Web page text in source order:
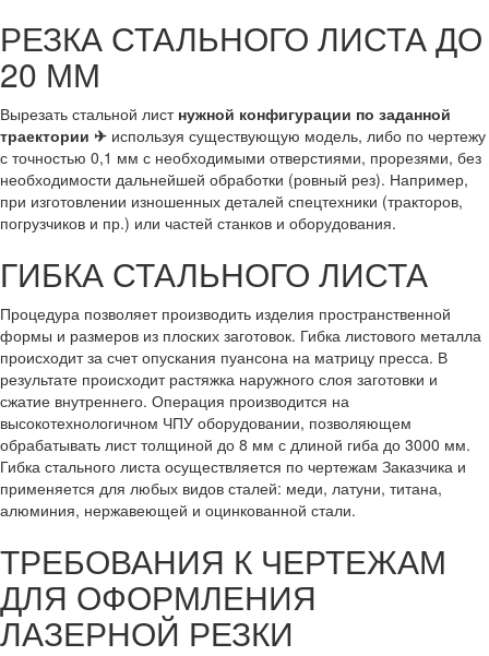
РЕЗКА СТАЛЬНОГО ЛИСТА ДО
20 ММ
Вырезать стальной лист нужной конфигурации по заданной
траектории ✈ используя существующую модель, либо по чертежу
с точностью 0,1 мм с необходимыми отверстиями, прорезями, без
необходимости дальнейшей обработки (ровный рез). Например,
при изготовлении изношенных деталей спецтехники (тракторов,
погрузчиков и пр.) или частей станков и оборудования.
ГИБКА СТАЛЬНОГО ЛИСТА
Процедура позволяет производить изделия пространственной
формы и размеров из плоских заготовок. Гибка листового металла
происходит за счет опускания пуансона на матрицу пресса. В
результате происходит растяжка наружного слоя заготовки и
сжатие внутреннего. Операция производится на
высокотехнологичном ЧПУ оборудовании, позволяющем
обрабатывать лист толщиной до 8 мм с длиной гиба до 3000 мм.
Гибка стального листа осуществляется по чертежам Заказчика и
применяется для любых видов сталей: меди, латуни, титана,
алюминия, нержавеющей и оцинкованной стали.
ТРЕБОВАНИЯ К ЧЕРТЕЖАМ
ДЛЯ ОФОРМЛЕНИЯ
ЛАЗЕРНОЙ РЕЗКИ